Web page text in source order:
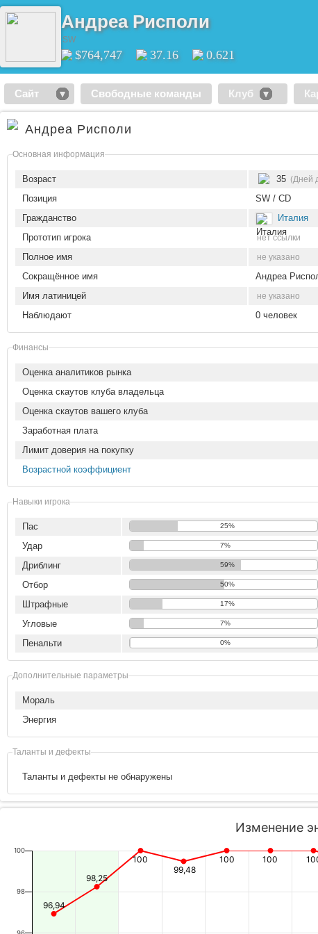
Андреа Рисполи
SW
$764,747 37.16 0.621
Сайт Свободные команды Клуб
Андреа Рисполи
Основная информация
Возраст 35 (Дней
Позиция
SW / CD
Гражданство
Италия
Прототип игрока
нет ссылки
Полное имя не указано
Сокращённое имя
Андреа
Имя латиницей
не указано
Наблюдают 0 человек
Финансы
Оценка аналитиков рынка
Оценка скаутов клуба владельца
Оценка скаутов вашего клуба
Заработная плата
Лимит доверия на покупку
Возрастной коэффициент
Навыки игрока
Пас 25%
Удар 7%
Дриблинг 59%
Отбор 50%
Штрафные 17%
Угловые 7%
Пенальти 0%
Дополнительные параметры
Мораль
Энергия
Таланты и дефекты
Таланты и дефекты не обнаружены
Изменение
96,94
98,25
100
99,48
100 100
98
100